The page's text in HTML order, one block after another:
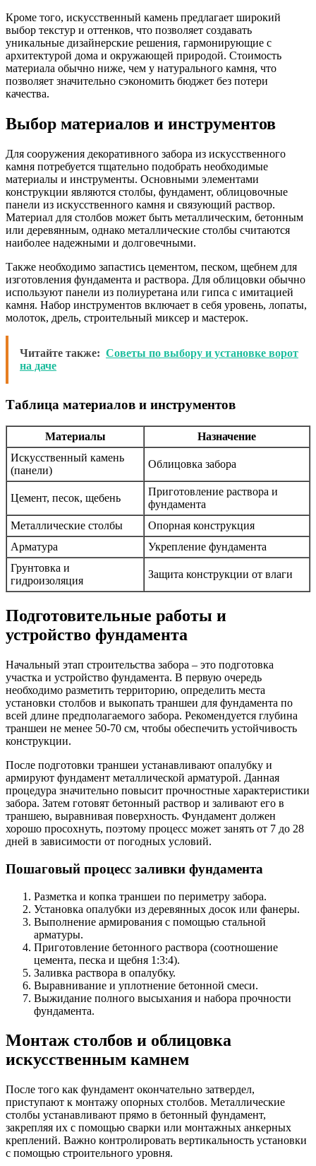
Кроме того, искусственный камень предлагает широкий
выбор текстур и оттенков, что позволяет создавать
уникальные дизайнерские решения, гармонирующие с
архитектурой дома и окружающей природой. Стоимость
материала обычно ниже, чем у натурального камня, что
позволяет значительно сэкономить бюджет без потери
качества.
Выбор материалов и инструментов
Для сооружения декоративного забора из искусственного
камня потребуется тщательно подобрать необходимые
материалы и инструменты. Основными элементами
конструкции являются столбы, фундамент, облицовочные
панели из искусственного камня и связующий раствор.
Материал для столбов может быть металлическим, бетонным
или деревянным, однако металлические столбы считаются
наиболее надежными и долговечными.
Также необходимо запастись цементом, песком, щебнем для
изготовления фундамента и раствора. Для облицовки обычно
используют панели из полиуретана или гипса с имитацией
камня. Набор инструментов включает в себя уровень, лопаты,
молоток, дрель, строительный миксер и мастерок.
Читайте также: Советы по выбору и установке ворот
на даче
Таблица материалов и инструментов
Материалы
Назначение
Искусственный камень
(панели)
Облицовка забора
Цемент, песок, щебень
Приготовление раствора и
фундамента
Металлические столбы
Опорная конструкция
Арматура
Укрепление фундамента
Грунтовка и
гидроизоляция
Защита конструкции от влаги
Подготовительные работы и
устройство фундамента
Начальный этап строительства забора – это подготовка
участка и устройство фундамента. В первую очередь
необходимо разметить территорию, определить места
установки столбов и выкопать траншеи для фундамента по
всей длине предполагаемого забора. Рекомендуется глубина
траншеи не менее 50-70 см, чтобы обеспечить устойчивость
конструкции.
После подготовки траншеи устанавливают опалубку и
армируют фундамент металлической арматурой. Данная
процедура значительно повысит прочностные характеристики
забора. Затем готовят бетонный раствор и заливают его в
траншею, выравнивая поверхность. Фундамент должен
хорошо просохнуть, поэтому процесс может занять от 7 до 28
дней в зависимости от погодных условий.
Пошаговый процесс заливки фундамента
Разметка и копка траншеи по периметру забора.
Установка опалубки из деревянных досок или фанеры.
Выполнение армирования с помощью стальной
арматуры.
Приготовление бетонного раствора (соотношение
цемента, песка и щебня 1:3:4).
Заливка раствора в опалубку.
Выравнивание и уплотнение бетонной смеси.
Выжидание полного высыхания и набора прочности
фундамента.
Монтаж столбов и облицовка
искусственным камнем
После того как фундамент окончательно затвердел,
приступают к монтажу опорных столбов. Металлические
столбы устанавливают прямо в бетонный фундамент,
закрепляя их с помощью сварки или монтажных анкерных
креплений. Важно контролировать вертикальность установки
с помощью строительного уровня.